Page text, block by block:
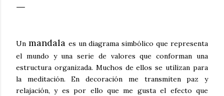
Un mandala es un diagrama simbólico que representa
el mundo y una serie de valores que conforman una
estructura organizada. Muchos de ellos se utilizan para
la meditación. En decoración me transmiten paz y
relajación, y es por ello que me gusta el efecto que